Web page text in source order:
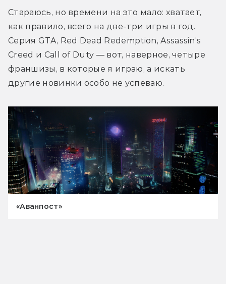
Стараюсь, но времени на это мало: хватает,
как правило, всего на две-три игры в год.
Серия GTA, Red Dead Redemption, Assassin’s
Creed и Call of Duty — вот, наверное, четыре
франшизы, в которые я играю, а искать
другие новинки особо не успеваю.
«Аванпост»